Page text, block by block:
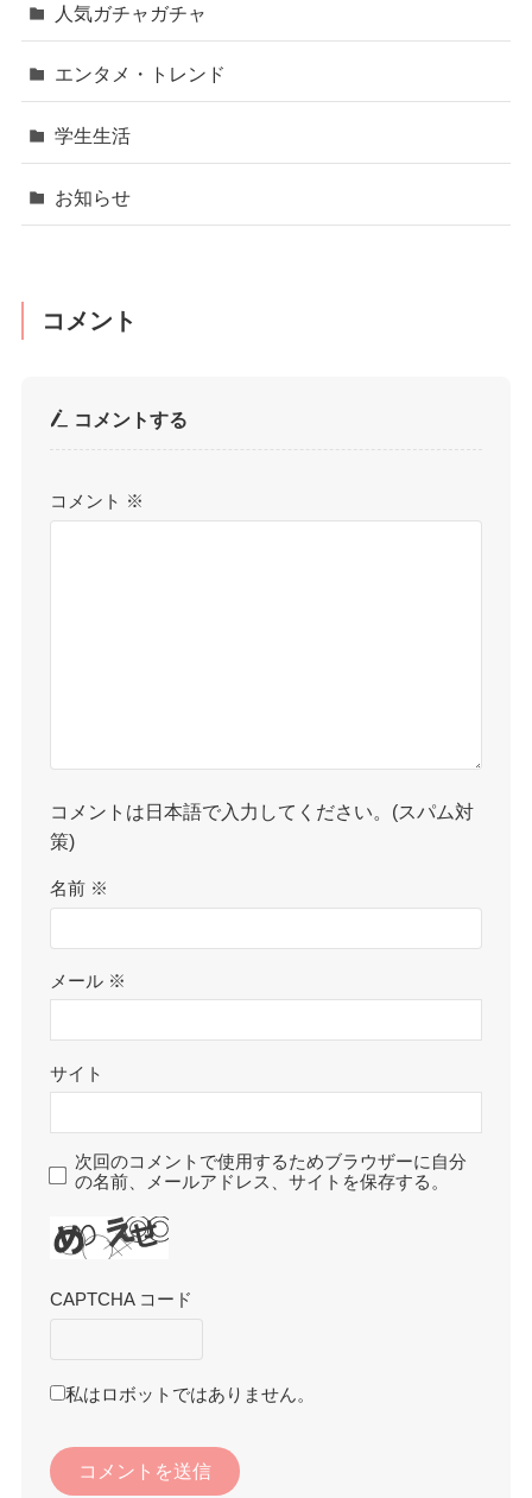
人気ガチャガチャ
エンタメ・トレンド
学生生活
お知らせ
コメント
コメントする
コメント ※
コメントは日本語で入力してください。(スパム対
策)
名前 ※
メール ※
サイト
次回のコメントで使用するためブラウザーに自分
の名前、メールアドレス、サイトを保存する。
CAPTCHA コード
私はロボットではありません。